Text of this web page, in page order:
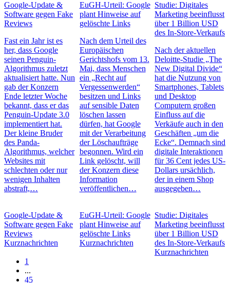
Google-Update &
Software gegen Fake
Reviews
Fast ein Jahr ist es
her, dass Google
seinen Penguin-
Algorithmus zuletzt
aktualisiert hatte. Nun
gab der Konzern
Ende letzter Woche
bekannt, dass er das
Penguin-Update 3.0
implementiert hat.
Der kleine Bruder
des Panda-
Algorithmus, welcher
Websites mit
schlechten oder nur
wenigen Inhalten
abstraft,…
Google-Update &
Software gegen Fake
Reviews
Kurznachrichten
EuGH-Urteil: Google
plant Hinweise auf
gelöschte Links
Nach dem Urteil des
Europäischen
Gerichtshofs vom 13.
Mai, dass Menschen
ein „Recht auf
Vergessenwerden“
besitzen und Links
auf sensible Daten
löschen lassen
dürfen, hat Google
mit der Verarbeitung
der Löschaufträge
begonnen. Wird ein
Link gelöscht, will
der Konzern diese
Information
veröffentlichen…
EuGH-Urteil: Google
plant Hinweise auf
gelöschte Links
Kurznachrichten
Studie: Digitales
Marketing beeinflusst
über 1 Billion USD
des In-Store-Verkaufs
Nach der aktuellen
Deloitte-Studie „The
New Digital Divide“
hat die Nutzung von
Smartphones, Tablets
und Desktop
Computern großen
Einfluss auf die
Verkäufe auch in den
Geschäften „um die
Ecke“. Demnach sind
digitale Interaktionen
für 36 Cent jedes US-
Dollars ursächlich,
der in einem Shop
ausgegeben…
Studie: Digitales
Marketing beeinflusst
über 1 Billion USD
des In-Store-Verkaufs
Kurznachrichten
1
...
45